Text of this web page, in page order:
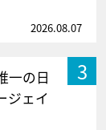
2026.08.07
3
一の日
ジェイ